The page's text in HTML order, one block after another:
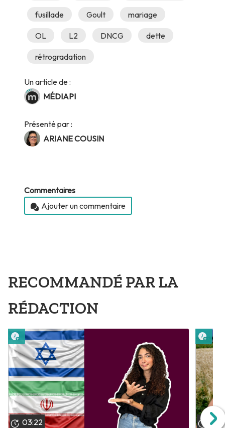
fusillade Goult mariage
OL L2 DNCG dette
rétrogradation
Un article de :
MÉDIAPI
Présenté par :
ARIANE COUSIN
Commentaires
Ajouter un commentaire
RECOMMANDÉ PAR LA
RÉDACTION
03:22
Lire plus tard